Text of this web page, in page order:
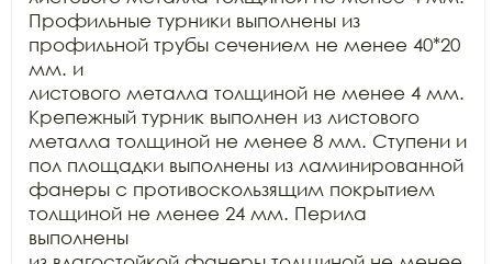
Профильные турники выполнены из
профильной трубы сечением не менее 40*20
мм. и
листового металла толщиной не менее 4 мм.
Крепежный турник выполнен из листового
металла толщиной не менее 8 мм. Ступени и
пол площадки выполнены из ламинированной
фанеры с противоскользящим покрытием
толщиной не менее 24 мм. Перила
выполнены